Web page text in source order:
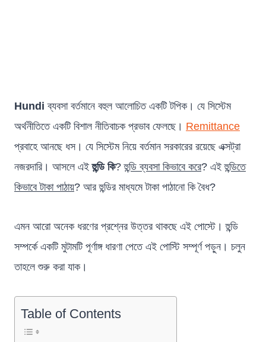
Hundi ব্যবসা বর্তমানে বহুল আলোচিত একটি টপিক। যে সিস্টেম
অর্থনীতিতে একটি বিশাল নীতিবাচক প্রভাব ফেলছে। Remittance
প্রবাহে আনছে ধস। যে সিস্টেম নিয়ে বর্তমান সরকারের রয়েছে এক্সট্রা
নজরদারি। আসলে এইহুন্ডি কি?হুন্ডি ব্যবসা কিভাবে করে? এইহুন্ডিতে
কিভাবে টাকা পাঠায়? আর হুন্ডির মাধ্যমে টাকা পাঠানো কি বৈধ?
এমন আরো অনেক ধরণের প্রশ্নের উত্তর থাকছে এই পোস্টে। হুন্ডি
সম্পর্কে একটি মুটামটি পূর্ণাঙ্গ ধারণা পেতে এই পোস্টি সম্পূর্ণ পড়ুন। চলুন
তাহলে শুরু করা যাক।
Table of Contents